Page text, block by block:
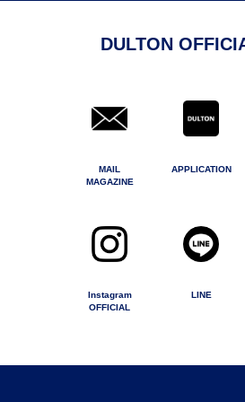
DULTON
MAIL
MAGAZINE
APPLICATION
Instagram
OFFICIAL
LINE